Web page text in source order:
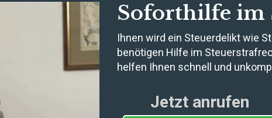
Soforthilfe im
Ihnen wird ein Steuerdelikt wie
benötigen Hilfe im
helfen Ihnen schnell und
Jetzt anrufen